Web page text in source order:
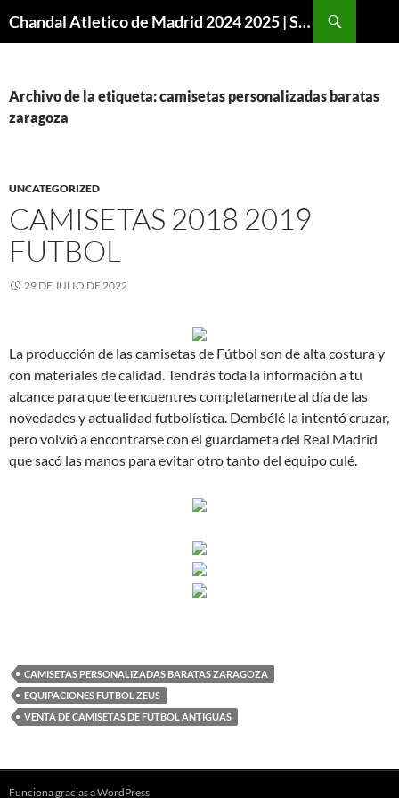
Chandal Atletico de Madrid 2024 2025 | SuperVigo
Archivo de la etiqueta: camisetas personalizadas baratas
zaragoza
UNCATEGORIZED
CAMISETAS 2018 2019
FUTBOL
29 DE JULIO DE 2022
La producción de las camisetas de Fútbol son de alta costura y
con materiales de calidad. Tendrás toda la información a tu
alcance para que te encuentres completamente al día de las
novedades y actualidad futbolística. Dembélé la intentó cruzar,
pero volvió a encontrarse con el guardameta del Real Madrid
que sacó las manos para evitar otro tanto del equipo culé.
CAMISETAS PERSONALIZADAS BARATAS ZARAGOZA
EQUIPACIONES FUTBOL ZEUS
VENTA DE CAMISETAS DE FUTBOL ANTIGUAS
Funciona gracias a WordPress